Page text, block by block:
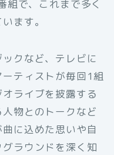
組で、これまで多く
ます。
クなど、テレビに
ティストが毎回1組
ライブを披露する
物とのトークなど
に込めた思いや自
ラウンドを深く知